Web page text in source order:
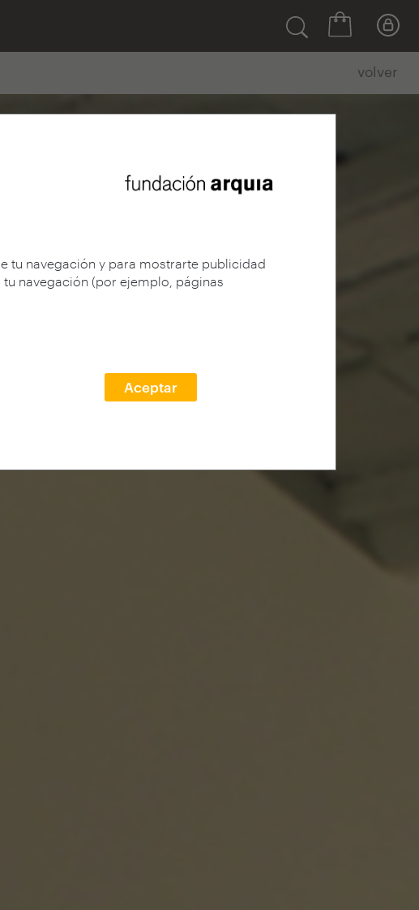
tu navegación y para mostrarte publicidad
navegación (por ejemplo, páginas
Aceptar
volver